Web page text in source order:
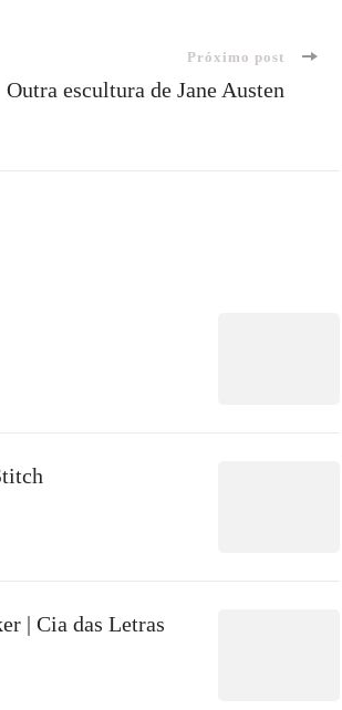
Próximo post
Outra escultura de Jane Austen
| Cia das Letras